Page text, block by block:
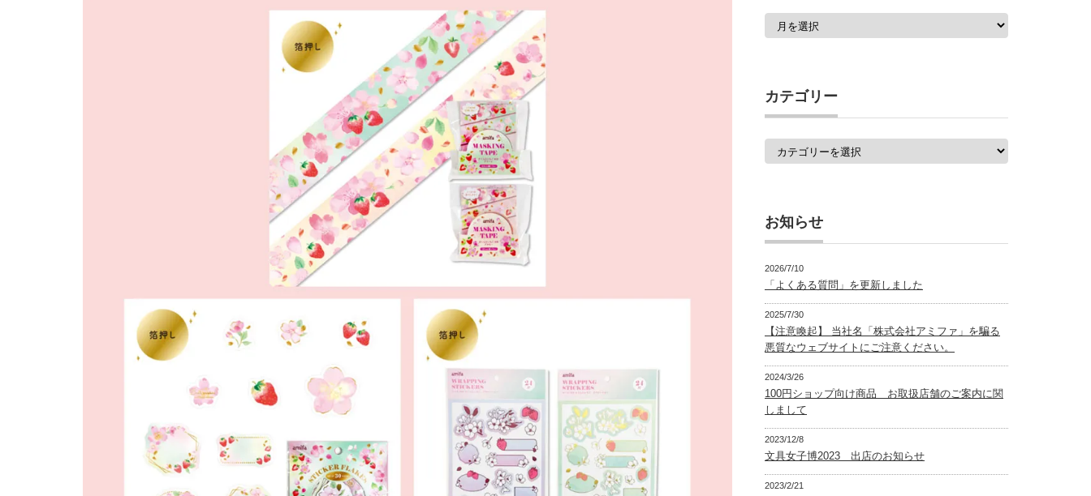
過
覧
カテゴリー
カ
お知らせ
2026/7/10
「よくある質問」を更新しました
2025/7/30
【注意喚起】 当社名「株式会社アミファ」を騙る
悪質なウェブサイトにご注意ください。
2024/3/26
100円ショップ向け商品 お取扱店舗のご案内に関
しまして
2023/12/8
文具女子博2023 出店のお知らせ
2023/2/21